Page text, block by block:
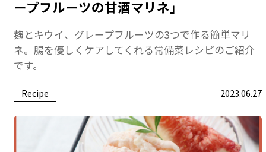
ープフルーツの甘酒マリネ」
麹とキウイ、グレープフルーツの3つで作る簡単マリ
ネ。腸を優しくケアしてくれる常備菜レシピのご紹介
です。
Recipe 2023.06.27